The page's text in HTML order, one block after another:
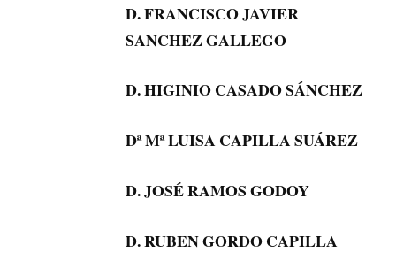
D. FRANCISCO JAVIER
SANCHEZ GALLEGO
D. HIGINIO CASADO SÁNCHEZ
Dª Mª LUISA CAPILLA SUÁREZ
D. JOSÉ RAMOS GODOY
D. RUBEN GORDO CAPILLA